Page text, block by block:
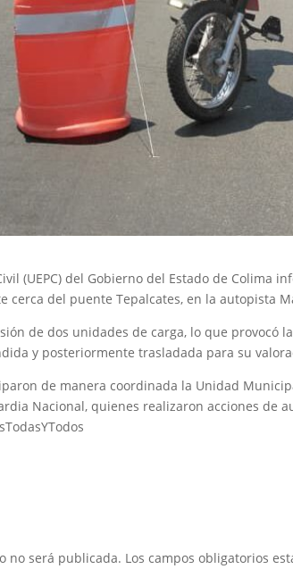
(UEPC) del Gobierno del Estado de Colima
cerca del puente Tepalcates, en la autopista
de dos unidades de carga, lo que provocó
y posteriormente trasladada para su
de manera coordinada la Unidad
Nacional, quienes realizaron acciones de
no será publicada. Los campos obligatorios